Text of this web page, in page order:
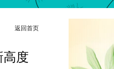
返回首页
高度